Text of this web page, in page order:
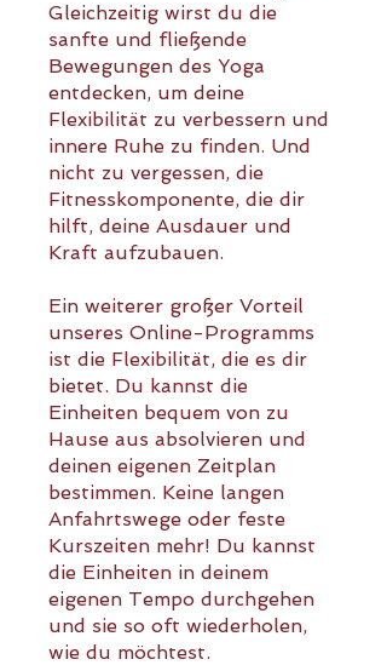
Gleichzeitig wirst du die
sanfte und fließende
Bewegungen des Yoga
entdecken, um deine
Flexibilität zu verbessern und
innere Ruhe zu finden. Und
nicht zu vergessen, die
Fitnesskomponente, die dir
hilft, deine Ausdauer und
Kraft aufzubauen.
Ein weiterer großer Vorteil
unseres Online-Programms
ist die Flexibilität, die es dir
bietet. Du kannst die
Einheiten bequem von zu
Hause aus absolvieren und
deinen eigenen Zeitplan
bestimmen. Keine langen
Anfahrtswege oder feste
Kurszeiten mehr! Du kannst
die Einheiten in deinem
eigenen Tempo durchgehen
und sie so oft wiederholen,
wie du möchtest.